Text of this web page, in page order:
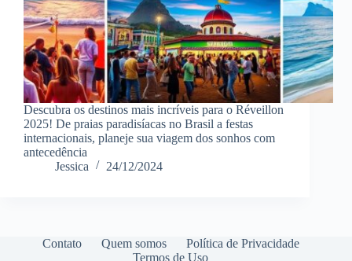
Descubra os destinos mais incríveis para o Réveillon
2025! De praias paradisíacas no Brasil a festas
internacionais, planeje sua viagem dos sonhos com
antecedência
Jessica
24/12/2024
Contato Quem somos
Política de Privacidade
Termos de Uso